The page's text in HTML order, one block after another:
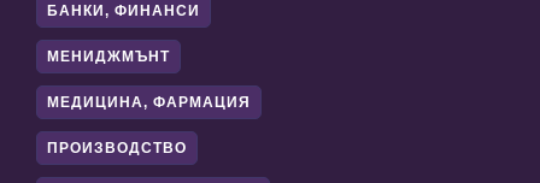
БАНКИ, ФИНАНСИ
МЕНИДЖМЪНТ
МЕДИЦИНА, ФАРМАЦИЯ
ПРОИЗВОДСТВО